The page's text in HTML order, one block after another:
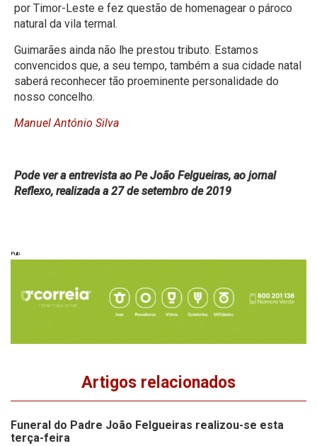
por Timor-Leste e fez questão de homenagear o pároco
natural da vila termal.
Guimarães ainda não lhe prestou tributo. Estamos
convencidos que, a seu tempo, também a sua cidade natal
saberá reconhecer tão proeminente personalidade do
nosso concelho.
Manuel António Silva
Pode ver a entrevista ao Pe João Felgueiras, ao jornal
Reflexo, realizada a 27 de setembro de 2019
Pub
Artigos relacionados
Funeral do Padre João Felgueiras realizou-se esta
terça-feira